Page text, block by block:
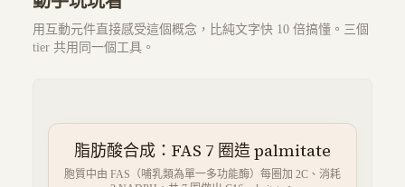
用互動元件直接感受這個概念，比純文字快 10 倍搞懂。三個
tier 共用同一個工具。
脂肪酸合成：FAS 7 圈造 palmitate
胞質中由 FAS（哺乳類為單一多功能酶）每圈加 2C、消耗